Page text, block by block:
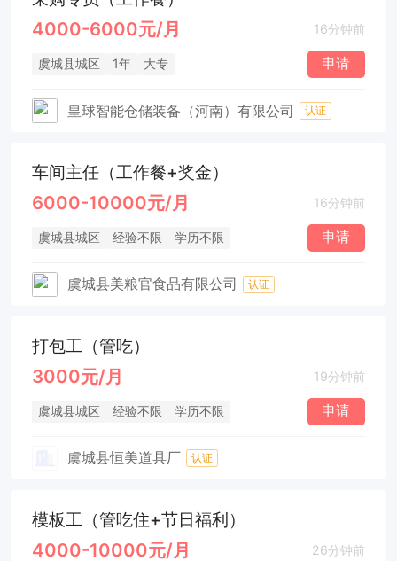
4000-6000元/月 16分钟前
虞城县城区 1年 大专 申请
皇球智能仓储装备（河南）有限公司 认证
车间主任（工作餐+奖金）
6000-10000元/月 16分钟前
虞城县城区 经验不限 学历不限 申请
虞城县美粮官食品有限公司 认证
打包工（管吃）
3000元/月 19分钟前
虞城县城区 经验不限 学历不限 申请
虞城县恒美道具厂 认证
模板工（管吃住+节日福利）
4000-10000元/月 26分钟前